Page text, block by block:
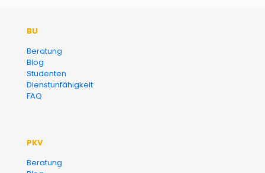
BU
Beratung
Blog
Studenten
Dienstunfähigkeit
FAQ
PKV
Beratung